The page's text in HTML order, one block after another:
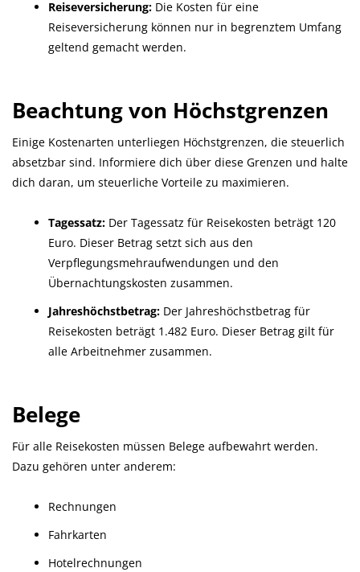
Reiseversicherung: Die Kosten für eine
Reiseversicherung können nur in begrenztem Umfang
geltend gemacht werden.
Beachtung von Höchstgrenzen
Einige Kostenarten unterliegen Höchstgrenzen, die steuerlich
absetzbar sind. Informiere dich über diese Grenzen und halte
dich daran, um steuerliche Vorteile zu maximieren.
Tagessatz: Der Tagessatz für Reisekosten beträgt 120
Euro. Dieser Betrag setzt sich aus den
Verpflegungsmehraufwendungen und den
Übernachtungskosten zusammen.
Jahreshöchstbetrag: Der Jahreshöchstbetrag für
Reisekosten beträgt 1.482 Euro. Dieser Betrag gilt für
alle Arbeitnehmer zusammen.
Belege
Für alle Reisekosten müssen Belege aufbewahrt werden.
Dazu gehören unter anderem:
Rechnungen
Fahrkarten
Hotelrechnungen